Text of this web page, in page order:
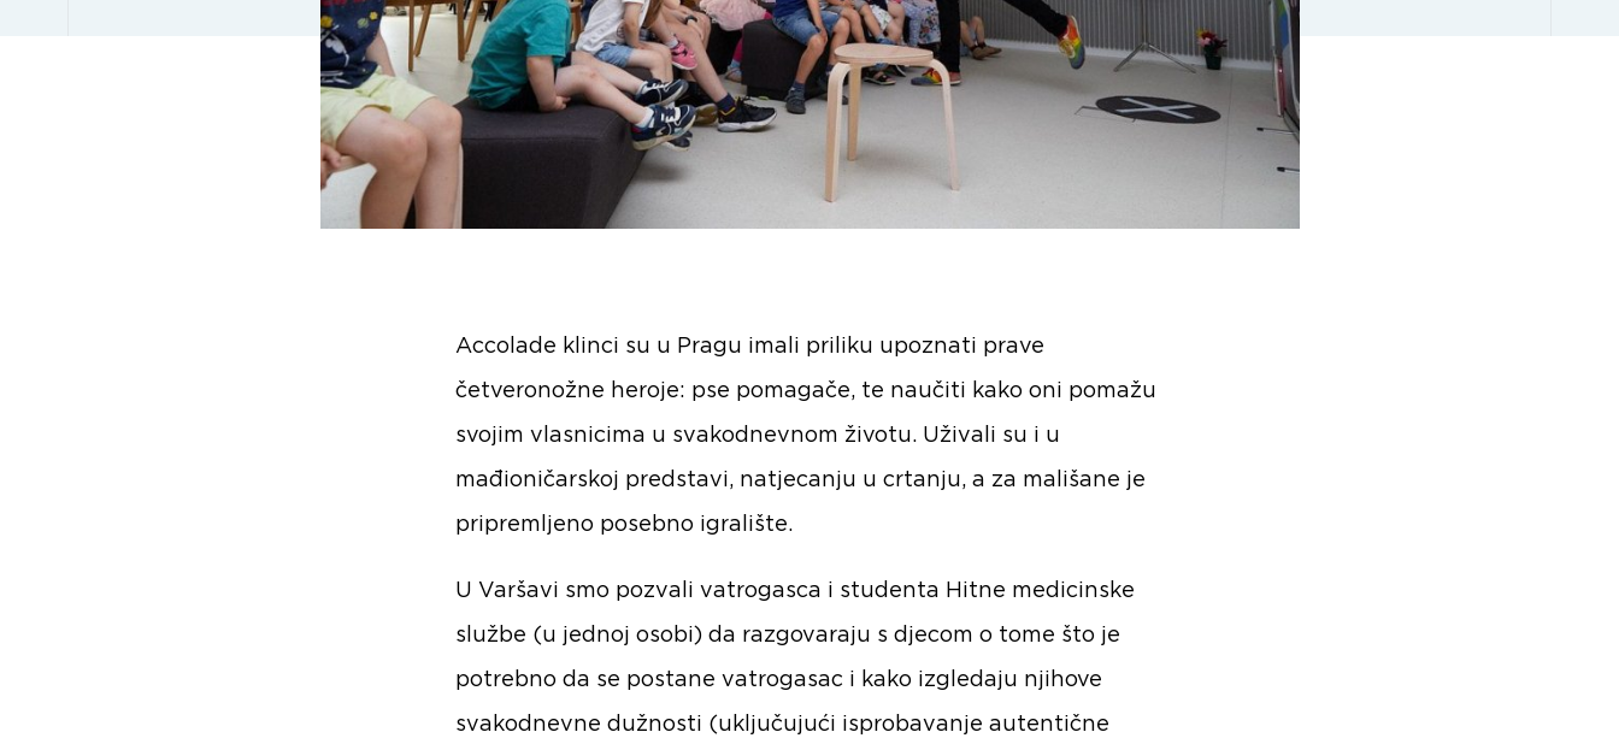
Accolade klinci su u Pragu imali priliku upoznati prave
četveronožne heroje: pse pomagače, te naučiti kako oni pomažu
svojim vlasnicima u svakodnevnom životu. Uživali su i u
mađioničarskoj predstavi, natjecanju u crtanju, a za mališane je
pripremljeno posebno igralište.
U Varšavi smo pozvali vatrogasca i studenta Hitne medicinske
službe (u jednoj osobi) da razgovaraju s djecom o tome što je
potrebno da se postane vatrogasac i kako izgledaju njihove
svakodnevne dužnosti (uključujući isprobavanje autentične